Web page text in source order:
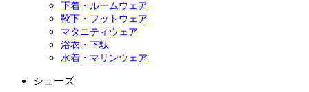
下着・ルームウェア
靴下・フットウェア
マタニティウェア
浴衣・下駄
水着・マリンウェア
シューズ